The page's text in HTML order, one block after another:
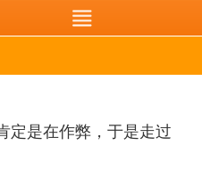
定是在作弊，于是走过